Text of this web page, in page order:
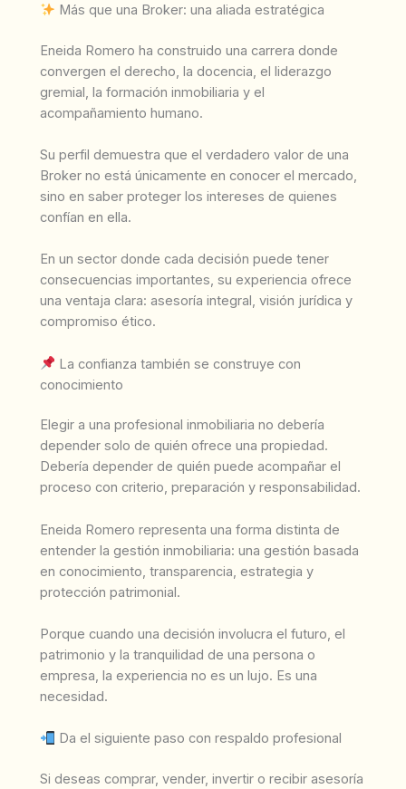
Más que una Broker: una aliada estratégica
Eneida Romero ha construido una carrera donde
convergen el derecho, la docencia, el liderazgo
gremial, la formación inmobiliaria y el
acompañamiento humano.
Su perfil demuestra que el verdadero valor de una
Broker no está únicamente en conocer el mercado,
sino en saber proteger los intereses de quienes
confían en ella.
En un sector donde cada decisión puede tener
consecuencias importantes, su experiencia ofrece
una ventaja clara: asesoría integral, visión jurídica y
compromiso ético.
La confianza también se construye con
conocimiento
Elegir a una profesional inmobiliaria no debería
depender solo de quién ofrece una propiedad.
Debería depender de quién puede acompañar el
proceso con criterio, preparación y responsabilidad.
Eneida Romero representa una forma distinta de
entender la gestión inmobiliaria: una gestión basada
en conocimiento, transparencia, estrategia y
protección patrimonial.
Porque cuando una decisión involucra el futuro, el
patrimonio y la tranquilidad de una persona o
empresa, la experiencia no es un lujo. Es una
necesidad.
Da el siguiente paso con respaldo profesional
Si deseas comprar, vender, invertir o recibir asesoría